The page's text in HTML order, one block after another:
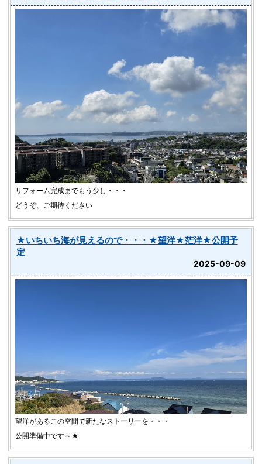
リフォーム完成までもう少し・・・
どうぞ、ご期待ください
★いちいち海が見えるので・・・★望洋★茫洋★公開予
定
2025-09-09
望洋があるこの空間で新たなストーリーを・・・
公開準備中です～★